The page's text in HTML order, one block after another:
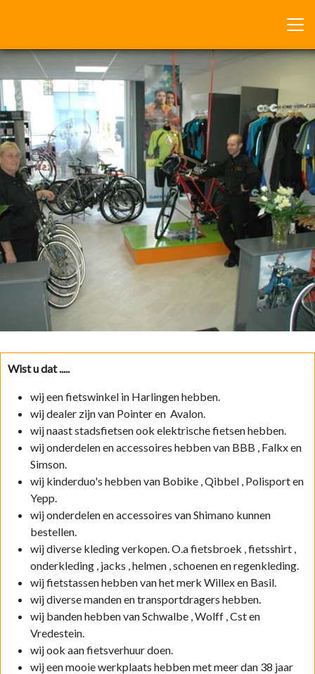
Wist u dat .....
wij een fietswinkel in Harlingen hebben.
wij dealer zijn van Pointer en Avalon.
wij naast stadsfietsen ook elektrische fietsen hebben.
wij onderdelen en accessoires hebben van BBB , Falkx en
Simson.
wij kinderduo's hebben van Bobike , Qibbel , Polisport en
Yepp.
wij onderdelen en accessoires van Shimano kunnen
bestellen.
wij diverse kleding verkopen. O.a fietsbroek , fietsshirt ,
onderkleding , jacks , helmen , schoenen en regenkleding.
wij fietstassen hebben van het merk Willex en Basil.
wij diverse manden en transportdragers hebben.
wij banden hebben van Schwalbe , Wolff , Cst en
Vredestein.
wij ook aan fietsverhuur doen.
wij een mooie werkplaats hebben met meer dan 38 jaar